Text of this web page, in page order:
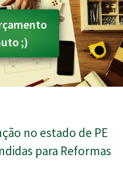
;)
no estado de PE
para Reformas